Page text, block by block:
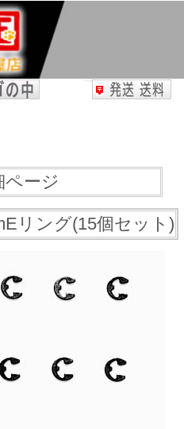
ページ
リング(15個セット)